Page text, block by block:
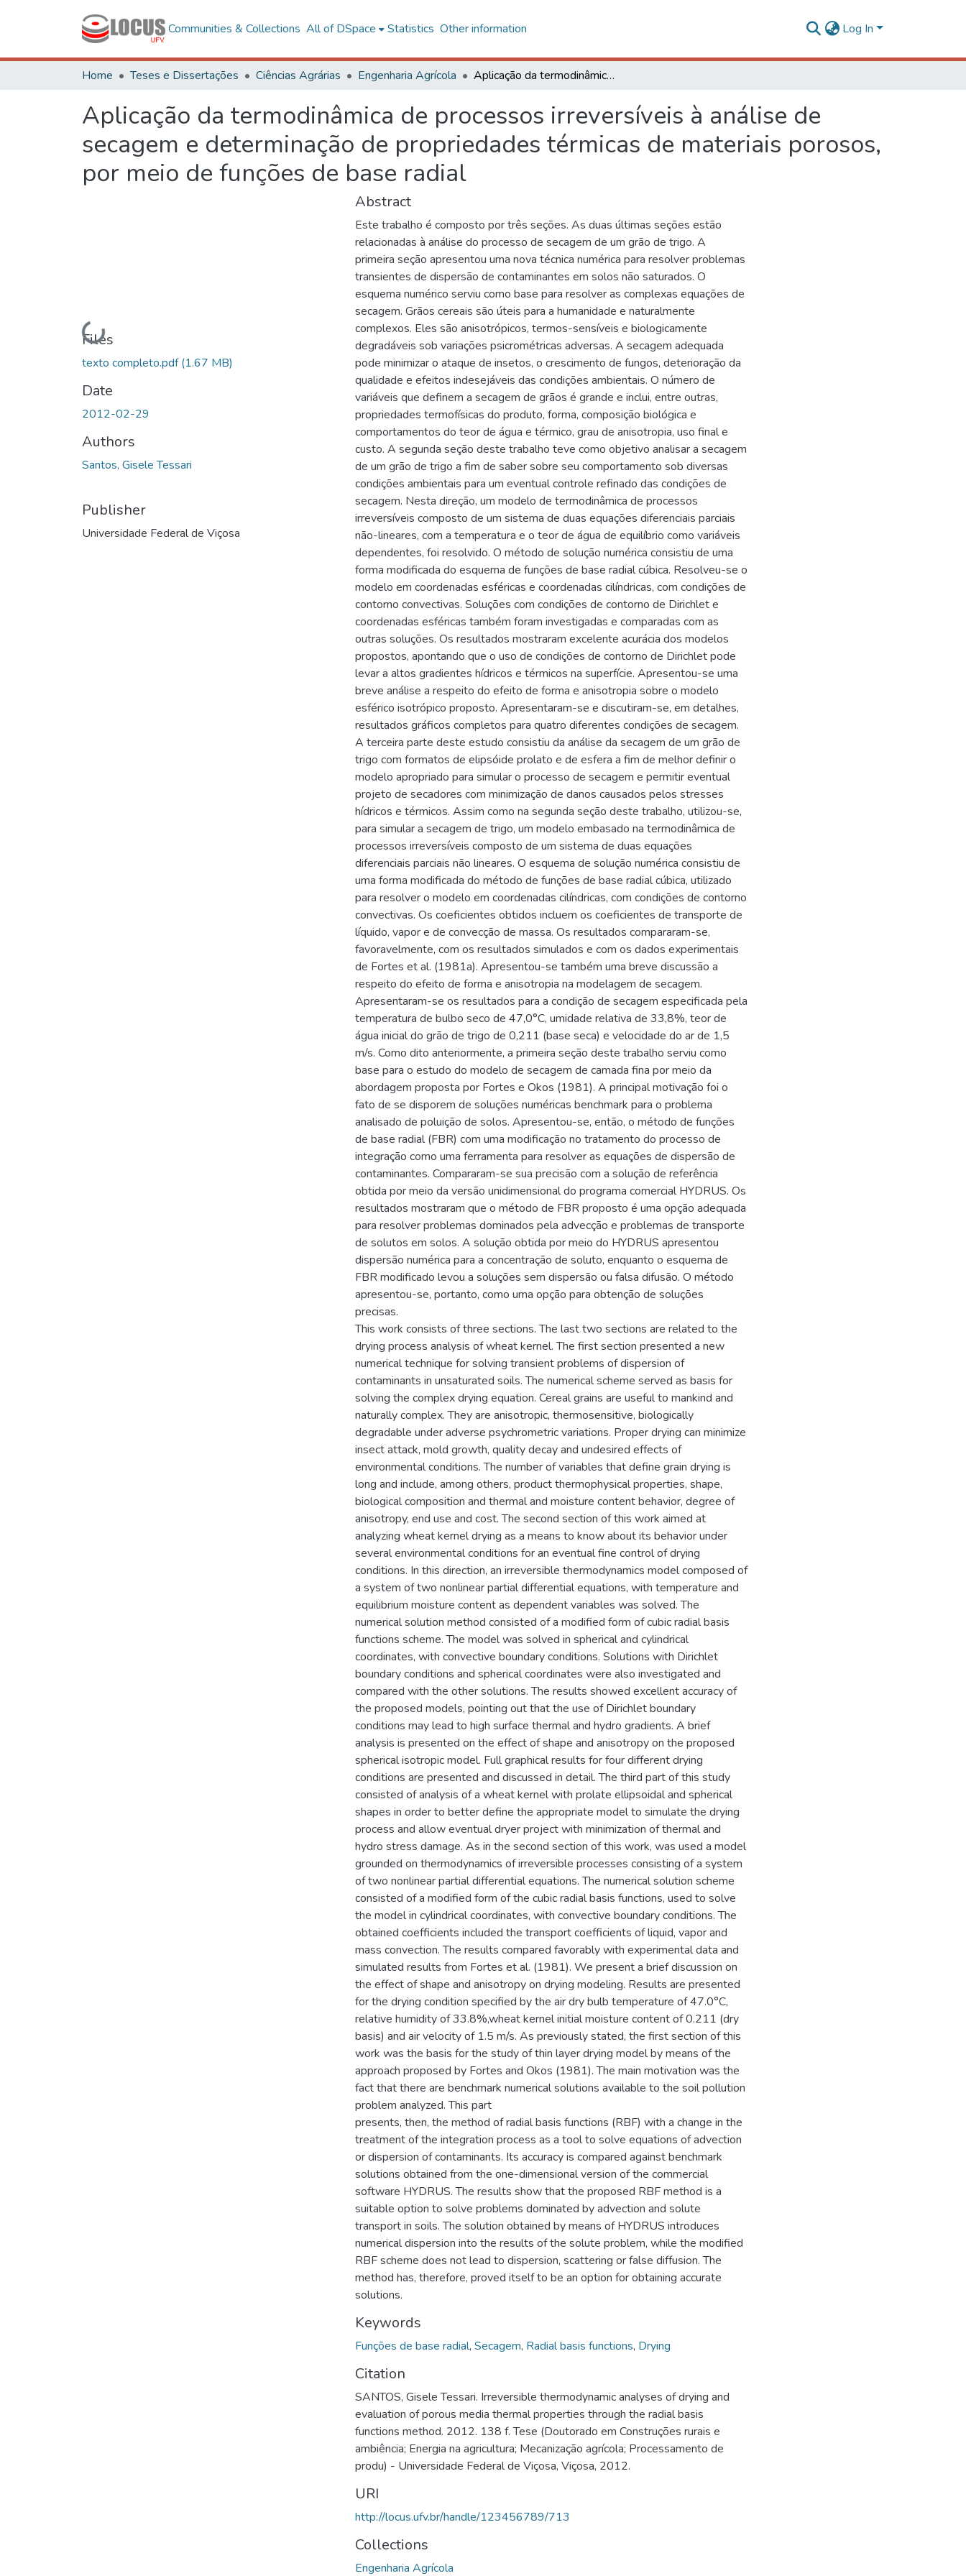
Communities & Collections All of DSpace Statistics Other information Log In
Home Teses e Dissertações Ciências Agrárias Engenharia Agrícola Aplicação da termodinâmica de processos irreversíveis à análise de secagem e determinação de propriedades térmicas de materiais porosos, por meio de funções de base radial
Aplicação da termodinâmica de processos irreversíveis à análise de
secagem e determinação de propriedades térmicas de materiais porosos,
por meio de funções de base radial
Loading...
Files
texto completo.pdf(1.67 MB)
Date
2012-02-29
Authors
Santos, Gisele Tessari
Publisher
Universidade Federal de Viçosa
Abstract
Este trabalho é composto por três seções. As duas últimas seções estão
relacionadas à análise do processo de secagem de um grão de trigo. A
primeira seção apresentou uma nova técnica numérica para resolver problemas
transientes de dispersão de contaminantes em solos não saturados. O
esquema numérico serviu como base para resolver as complexas equações de
secagem. Grãos cereais são úteis para a humanidade e naturalmente
complexos. Eles são anisotrópicos, termos-sensíveis e biologicamente
degradáveis sob variações psicrométricas adversas. A secagem adequada
pode minimizar o ataque de insetos, o crescimento de fungos, deterioração da
qualidade e efeitos indesejáveis das condições ambientais. O número de
variáveis que definem a secagem de grãos é grande e inclui, entre outras,
propriedades termofísicas do produto, forma, composição biológica e
comportamentos do teor de água e térmico, grau de anisotropia, uso final e
custo. A segunda seção deste trabalho teve como objetivo analisar a secagem
de um grão de trigo a fim de saber sobre seu comportamento sob diversas
condições ambientais para um eventual controle refinado das condições de
secagem. Nesta direção, um modelo de termodinâmica de processos
irreversíveis composto de um sistema de duas equações diferenciais parciais
não-lineares, com a temperatura e o teor de água de equilíbrio como variáveis
dependentes, foi resolvido. O método de solução numérica consistiu de uma
forma modificada do esquema de funções de base radial cúbica. Resolveu-se o
modelo em coordenadas esféricas e coordenadas cilíndricas, com condições de
contorno convectivas. Soluções com condições de contorno de Dirichlet e
coordenadas esféricas também foram investigadas e comparadas com as
outras soluções. Os resultados mostraram excelente acurácia dos modelos
propostos, apontando que o uso de condições de contorno de Dirichlet pode
levar a altos gradientes hídricos e térmicos na superfície. Apresentou-se uma
breve análise a respeito do efeito de forma e anisotropia sobre o modelo
esférico isotrópico proposto. Apresentaram-se e discutiram-se, em detalhes,
resultados gráficos completos para quatro diferentes condições de secagem.
A terceira parte deste estudo consistiu da análise da secagem de um grão de
trigo com formatos de elipsóide prolato e de esfera a fim de melhor definir o
modelo apropriado para simular o processo de secagem e permitir eventual
projeto de secadores com minimização de danos causados pelos stresses
hídricos e térmicos. Assim como na segunda seção deste trabalho, utilizou-se,
para simular a secagem de trigo, um modelo embasado na termodinâmica de
processos irreversíveis composto de um sistema de duas equações
diferenciais parciais não lineares. O esquema de solução numérica consistiu de
uma forma modificada do método de funções de base radial cúbica, utilizado
para resolver o modelo em coordenadas cilíndricas, com condições de contorno
convectivas. Os coeficientes obtidos incluem os coeficientes de transporte de
líquido, vapor e de convecção de massa. Os resultados compararam-se,
favoravelmente, com os resultados simulados e com os dados experimentais
de Fortes et al. (1981a). Apresentou-se também uma breve discussão a
respeito do efeito de forma e anisotropia na modelagem de secagem.
Apresentaram-se os resultados para a condição de secagem especificada pela
temperatura de bulbo seco de 47,0°C, umidade relativa de 33,8%, teor de
água inicial do grão de trigo de 0,211 (base seca) e velocidade do ar de 1,5
m/s. Como dito anteriormente, a primeira seção deste trabalho serviu como
base para o estudo do modelo de secagem de camada fina por meio da
abordagem proposta por Fortes e Okos (1981). A principal motivação foi o
fato de se disporem de soluções numéricas benchmark para o problema
analisado de poluição de solos. Apresentou-se, então, o método de funções
de base radial (FBR) com uma modificação no tratamento do processo de
integração como uma ferramenta para resolver as equações de dispersão de
contaminantes. Compararam-se sua precisão com a solução de referência
obtida por meio da versão unidimensional do programa comercial HYDRUS. Os
resultados mostraram que o método de FBR proposto é uma opção adequada
para resolver problemas dominados pela advecção e problemas de transporte
de solutos em solos. A solução obtida por meio do HYDRUS apresentou
dispersão numérica para a concentração de soluto, enquanto o esquema de
FBR modificado levou a soluções sem dispersão ou falsa difusão. O método
apresentou-se, portanto, como uma opção para obtenção de soluções
precisas.
This work consists of three sections. The last two sections are related to the
drying process analysis of wheat kernel. The first section presented a new
numerical technique for solving transient problems of dispersion of
contaminants in unsaturated soils. The numerical scheme served as basis for
solving the complex drying equation. Cereal grains are useful to mankind and
naturally complex. They are anisotropic, thermosensitive, biologically
degradable under adverse psychrometric variations. Proper drying can minimize
insect attack, mold growth, quality decay and undesired effects of
environmental conditions. The number of variables that define grain drying is
long and include, among others, product thermophysical properties, shape,
biological composition and thermal and moisture content behavior, degree of
anisotropy, end use and cost. The second section of this work aimed at
analyzing wheat kernel drying as a means to know about its behavior under
several environmental conditions for an eventual fine control of drying
conditions. In this direction, an irreversible thermodynamics model composed of
a system of two nonlinear partial differential equations, with temperature and
equilibrium moisture content as dependent variables was solved. The
numerical solution method consisted of a modified form of cubic radial basis
functions scheme. The model was solved in spherical and cylindrical
coordinates, with convective boundary conditions. Solutions with Dirichlet
boundary conditions and spherical coordinates were also investigated and
compared with the other solutions. The results showed excellent accuracy of
the proposed models, pointing out that the use of Dirichlet boundary
conditions may lead to high surface thermal and hydro gradients. A brief
analysis is presented on the effect of shape and anisotropy on the proposed
spherical isotropic model. Full graphical results for four different drying
conditions are presented and discussed in detail. The third part of this study
consisted of analysis of a wheat kernel with prolate ellipsoidal and spherical
shapes in order to better define the appropriate model to simulate the drying
process and allow eventual dryer project with minimization of thermal and
hydro stress damage. As in the second section of this work, was used a model
grounded on thermodynamics of irreversible processes consisting of a system
of two nonlinear partial differential equations. The numerical solution scheme
consisted of a modified form of the cubic radial basis functions, used to solve
the model in cylindrical coordinates, with convective boundary conditions. The
obtained coefficients included the transport coefficients of liquid, vapor and
mass convection. The results compared favorably with experimental data and
simulated results from Fortes et al. (1981). We present a brief discussion on
the effect of shape and anisotropy on drying modeling. Results are presented
for the drying condition specified by the air dry bulb temperature of 47.0°C,
relative humidity of 33.8%,wheat kernel initial moisture content of 0.211 (dry
basis) and air velocity of 1.5 m/s. As previously stated, the first section of this
work was the basis for the study of thin layer drying model by means of the
approach proposed by Fortes and Okos (1981). The main motivation was the
fact that there are benchmark numerical solutions available to the soil pollution
problem analyzed. This part
presents, then, the method of radial basis functions (RBF) with a change in the
treatment of the integration process as a tool to solve equations of advection
or dispersion of contaminants. Its accuracy is compared against benchmark
solutions obtained from the one-dimensional version of the commercial
software HYDRUS. The results show that the proposed RBF method is a
suitable option to solve problems dominated by advection and solute
transport in soils. The solution obtained by means of HYDRUS introduces
numerical dispersion into the results of the solute problem, while the modified
RBF scheme does not lead to dispersion, scattering or false diffusion. The
method has, therefore, proved itself to be an option for obtaining accurate
solutions.
Keywords
Funções de base radial, Secagem, Radial basis functions, Drying
Citation
SANTOS, Gisele Tessari. Irreversible thermodynamic analyses of drying and
evaluation of porous media thermal properties through the radial basis
functions method. 2012. 138 f. Tese (Doutorado em Construções rurais e
ambiência; Energia na agricultura; Mecanização agrícola; Processamento de
produ) - Universidade Federal de Viçosa, Viçosa, 2012.
URI
http://locus.ufv.br/handle/123456789/713
Collections
Engenharia Agrícola